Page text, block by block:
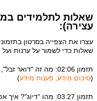
שאלות לתלמידים
עצירה):
עצרו את הצפייה בסרטון
שאלות כדי לשמור על ערנות ועל
תזמון 02:06: מה זה
(סיכום מידע, פענוח מידע)
תזמון 03:27: מהו "דיוג"? איך אפשר לזהות מתקפת דיוג? (ס